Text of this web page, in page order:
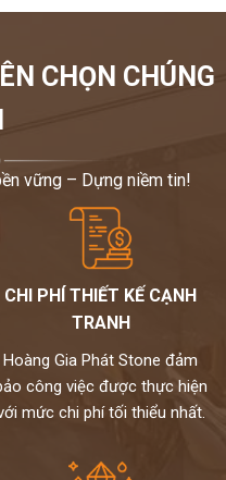
CHỌN CHÚNG
vững – Dựng niềm tin!
CHI PHÍ THIẾT KẾ CẠNH
TRANH
Hoàng Gia Phát Stone đảm
công việc được thực hiện
mức chi phí tối thiểu nhất.